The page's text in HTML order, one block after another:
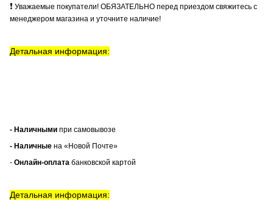
❗ Уважаемые покупатели! ОБЯЗАТЕЛЬНО перед приездом свяжитесь с
менеджером магазина и уточните наличие!
Детальная информация:
- Наличными при самовывозе
- Наличные на «Новой Почте»
- Онлайн-оплата банковской картой
Детальная информация: